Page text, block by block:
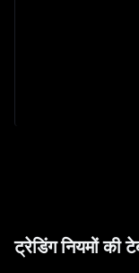
ट्रेडिंग नियमों की